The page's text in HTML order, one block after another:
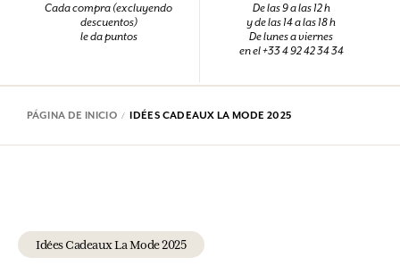
Cada compra (excluyendo
descuentos)
le da puntos
De las 9 a las 12 h
y de las 14 a las 18 h
De lunes a viernes
en el +33 4 92 42 34 34
PÁGINA DE INICIO IDÉES CADEAUX LA MODE 2025
Idées Cadeaux La Mode 2025